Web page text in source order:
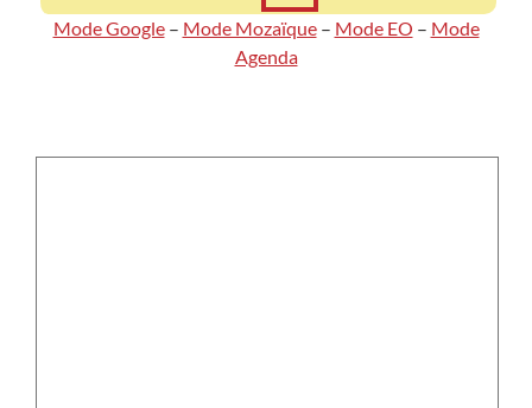
Mode Google– Mode Mozaïque– Mode EO – Mode
Agenda